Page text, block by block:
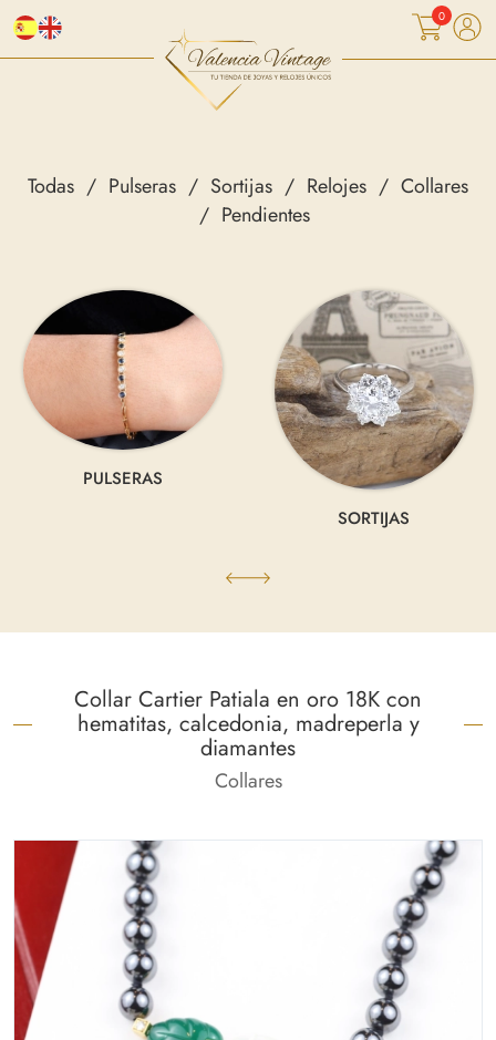
0
Todas Pulseras Sortijas Relojes
Collares
Pendientes
PULSERAS
SORTIJAS
Collar Cartier Patiala en oro 18K con
hematitas, calcedonia, madreperla y
diamantes
Collares